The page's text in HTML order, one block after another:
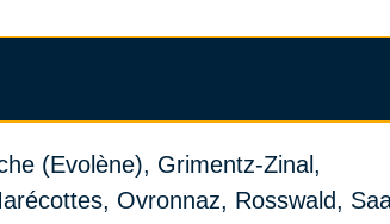
(Evolène), Grimentz-Zinal,
Ovronnaz, Rosswald,